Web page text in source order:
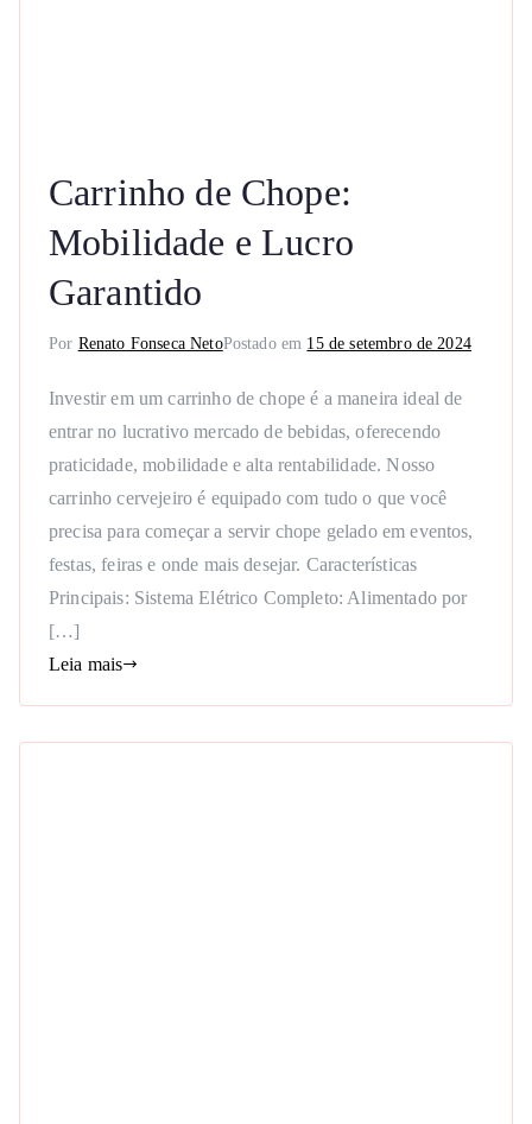
Carrinho de Chope:
Mobilidade e Lucro
Garantido
Por Renato Fonseca NetoPostado em 15 de setembro de 2024
Investir em um carrinho de chope é a maneira ideal de
entrar no lucrativo mercado de bebidas, oferecendo
praticidade, mobilidade e alta rentabilidade. Nosso
carrinho cervejeiro é equipado com tudo o que você
precisa para começar a servir chope gelado em eventos,
festas, feiras e onde mais desejar. Características
Principais: Sistema Elétrico Completo: Alimentado por
[…]
Leia mais